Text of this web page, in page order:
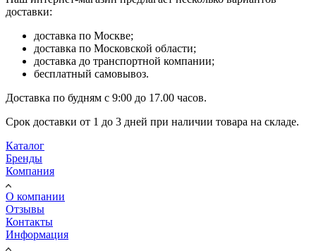
доставки:
доставка по Москве;
доставка по Московской области;
доставка до транспортной компании;
бесплатный самовывоз.
Доставка по будням с 9:00 до 17.00 часов.
Срок доставки от 1 до 3 дней при наличии товара на складе.
Каталог
Бренды
Компания
О компании
Отзывы
Контакты
Информация